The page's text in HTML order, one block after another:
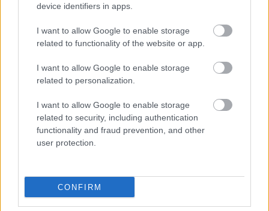
device identifiers in apps.
I want to allow Google to enable storage
related to functionality of the website or app.
I want to allow Google to enable storage
related to personalization.
I want to allow Google to enable storage
related to security, including authentication
functionality and fraud prevention, and other
user protection.
CONFIRM